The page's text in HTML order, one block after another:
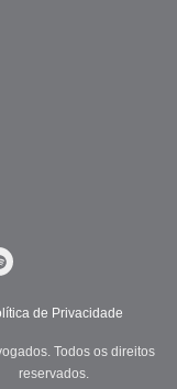
de Privacidade
Todos os direitos
reservados.